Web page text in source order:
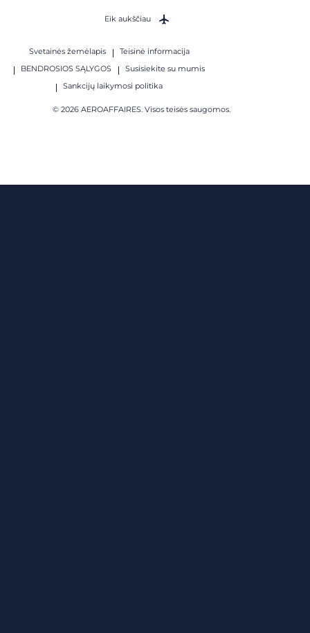
Svetainės žemėlapis
Teisinė informacija
BENDROSIOS SĄLYGOS
Susisiekite su mumis
Sankcijų laikymosi politika
© 2026 AEROAFFAIRES. Visos teisės saugomos.
Eik aukščiau